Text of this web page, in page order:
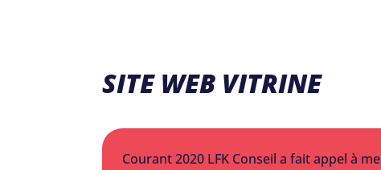
SITE WEB VITRINE
Courant 2020 LFK Conseil a fait appel à